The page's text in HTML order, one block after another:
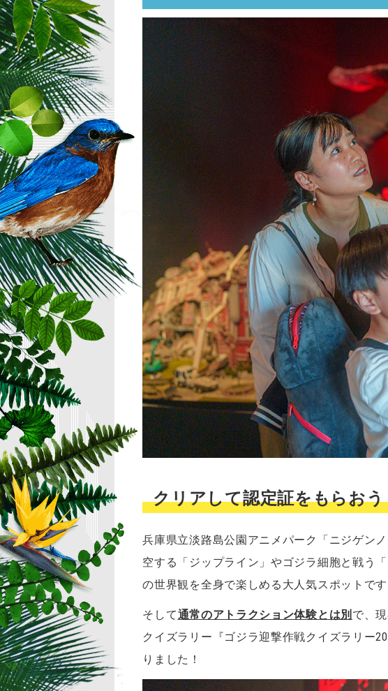
クリアして認定証をもらおう
兵庫県立淡路島公園アニメパーク「ニジゲン
空する「ジップライン」やゴジラ細胞と戦う
の世界観を全身で楽しめる大人気スポットです
そして通常のアトラクション体験とは別 で、
クイズラリー『ゴジラ迎撃作戦クイズラリー
りました！